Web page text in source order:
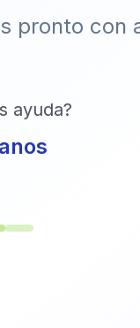
pronto con
ayuda?